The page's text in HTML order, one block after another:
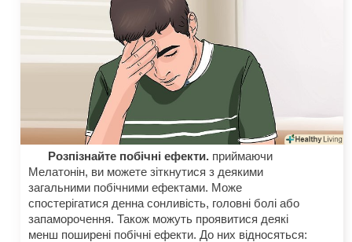
Розпізнайте побічні ефекти. приймаючи
Мелатонін, ви можете зіткнутися з деякими
загальними побічними ефектами. Може
спостерігатися денна сонливість, головні болі або
запаморочення. Також можуть проявитися деякі
менш поширені побічні ефекти. До них відносяться: